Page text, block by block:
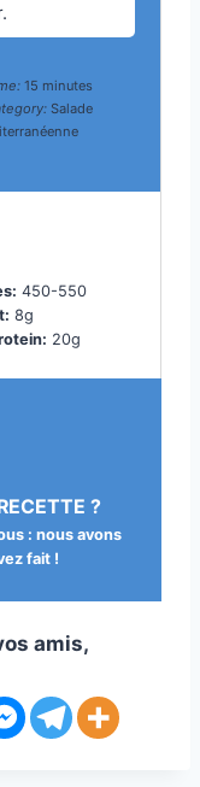
15 minutes
Salade
450-550
8g
20g
?
: nous avons
fait !
amis,